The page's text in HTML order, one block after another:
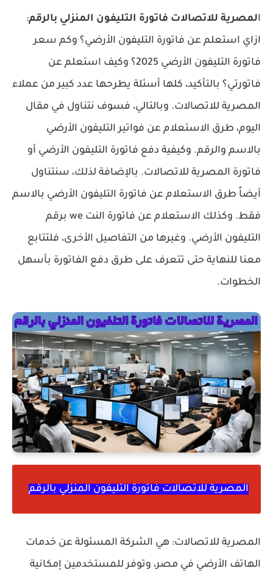
المصرية للاتصالات فاتورة التليفون المنزلي بالرقم:
ازاي استعلم عن فاتورة التليفون الأرضي؟ وكم سعر
فاتورة التليفون الأرضي 2025؟ وكيف استعلم عن
فاتورتي؟ بالتأكيد، كلها أسئلة يطرحها عدد كبير من عملاء
المصرية للاتصالات. وبالتالي، فسوف نتناول في مقال
اليوم، طرق الاستعلام عن فواتير التليفون الأرضي
بالاسم والرقم. وكيفية دفع فاتورة التليفون الأرضي أو
فاتورة المصرية للاتصالات. بالإضافة لذلك، سنتناول
أيضاً طرق الاستعلام عن فاتورة التليفون الأرضي بالاسم
فقط. وكذلك الاستعلام عن فاتورة النت we برقم
التليفون الأرضي. وغيرها من التفاصيل الأخرى، فلتتابع
معنا للنهاية حتى تتعرف على طرق دفع الفاتورة بأسهل
الخطوات.
المصرية للاتصالات فاتورة التليفون المنزلي بالرقم
المصرية للاتصالات: هي الشركة المسئولة عن خدمات
الهاتف الأرضي في مصر، وتوفر للمستخدمين إمكانية